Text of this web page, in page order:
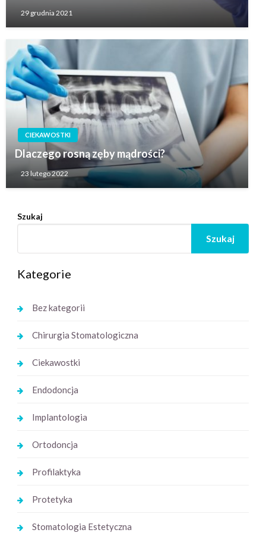
29 grudnia 2021
CIEKAWOSTKI
Dlaczego rosną zęby mądrości?
23 lutego 2022
Szukaj
Szukaj
Kategorie
Bez kategorii
Chirurgia Stomatologiczna
Ciekawostki
Endodoncja
Implantologia
Ortodoncja
Profilaktyka
Protetyka
Stomatologia Estetyczna